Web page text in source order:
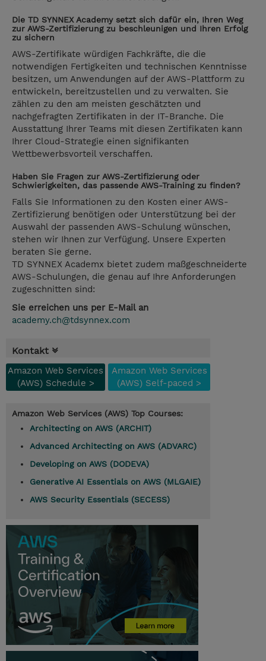
Die TD SYNNEX Academy setzt sich dafür ein, Ihren Weg
zur AWS-Zertifizierung zu beschleunigen und Ihren Erfolg
zu sichern
AWS-Zertifikate würdigen Fachkräfte, die die
notwendigen Fertigkeiten und technischen Kenntnisse
besitzen, um Anwendungen auf der AWS-Plattform zu
entwickeln, bereitzustellen und zu verwalten. Sie
zählen zu den am meisten geschätzten und
nachgefragten Zertifikaten in der IT-Branche. Die
Ausstattung Ihrer Teams mit diesen Zertifikaten kann
Ihrer Cloud-Strategie einen signifikanten
Wettbewerbsvorteil verschaffen.
Haben Sie Fragen zur AWS-Zertifizierung oder
Schwierigkeiten, das passende AWS-Training zu finden?
Falls Sie Informationen zu den Kosten einer AWS-
Zertifizierung benötigen oder Unterstützung bei der
Auswahl der passenden AWS-Schulung wünschen,
stehen wir Ihnen zur Verfügung. Unsere Experten
beraten Sie gerne.
TD SYNNEX Academx bietet zudem maßgeschneiderte
AWS-Schulungen, die genau auf Ihre Anforderungen
zugeschnitten sind:
Sie erreichen uns per E-Mail an
academy.ch@tdsynnex.com
Kontakt
Amazon Web Services
(AWS) Schedule >
Amazon Web Services
(AWS) Self-paced >
Amazon Web Services (AWS) Top Courses:
Architecting on AWS (ARCHIT)
Advanced Architecting on AWS (ADVARC)
Developing on AWS (DODEVA)
Generative AI Essentials on AWS (MLGAIE)
AWS Security Essentials (SECESS)